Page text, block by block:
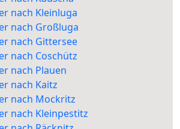
nach Kleinluga
nach Großluga
nach Gittersee
nach Coschütz
nach Plauen
nach Kaitz
nach Mockritz
nach Kleinpestitz